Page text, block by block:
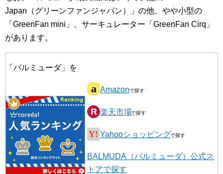
Japan（グリーンファンジャパン）」の他、やや小型の
「GreenFan mini」、サーキュレーター「GreenFan Cirq」
があります。
「バルミューダ」を
Amazon
楽天市場
Yahooショッピング
BALMUDA（バルミューダ）公式ス
トアで探す